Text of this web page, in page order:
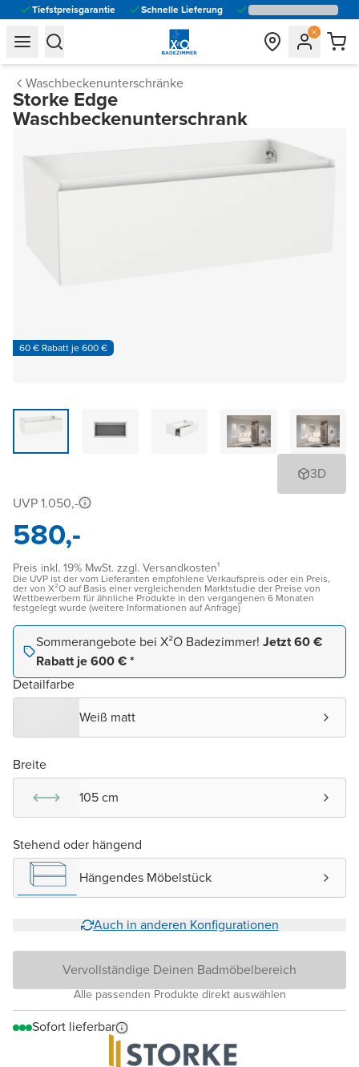
Tiefstpreisgarantie Schnelle Lieferung
general.navigation.toggle_menu.label
general.navigation.toggle_menu.label
Waschbeckenunterschränke
Storke Edge
Waschbeckenunterschrank
60 € Rabatt je 600 €
3D
UVP 1.050,-
580,-
Preis inkl. 19% MwSt. zzgl. Versandkosten¹
Die UVP ist der vom Lieferanten empfohlene Verkaufspreis oder ein Preis,
der von X²O auf Basis einer vergleichenden Marktstudie der Preise von
Wettbewerbern für ähnliche Produkte in den vergangenen 6 Monaten
festgelegt wurde (weitere Informationen auf Anfrage)
Sommerangebote bei X²O Badezimmer! Jetzt 60 €
Rabatt je 600 € *
Detailfarbe
Weiß matt
Breite
105 cm
Stehend oder hängend
Hängendes Möbelstück
Auch in anderen Konfigurationen
Vervollständige Deinen Badmöbelbereich
Alle passenden Produkte direkt auswählen
Sofort lieferbar